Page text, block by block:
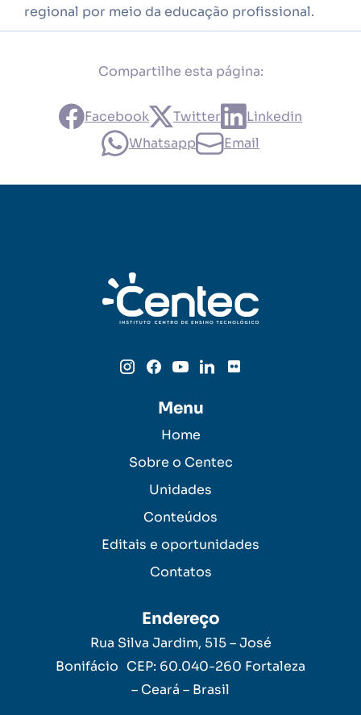
regional por meio da educação profissional.
Compartilhe esta página:
Facebook Twitter
Linkedin
Whatsapp
Email
Menu
Home
Sobre o Centec
Unidades
Conteúdos
Editais e oportunidades
Contatos
Endereço
Rua Silva Jardim, 515 – José
Bonifácio CEP: 60.040-260 Fortaleza
– Ceará – Brasil